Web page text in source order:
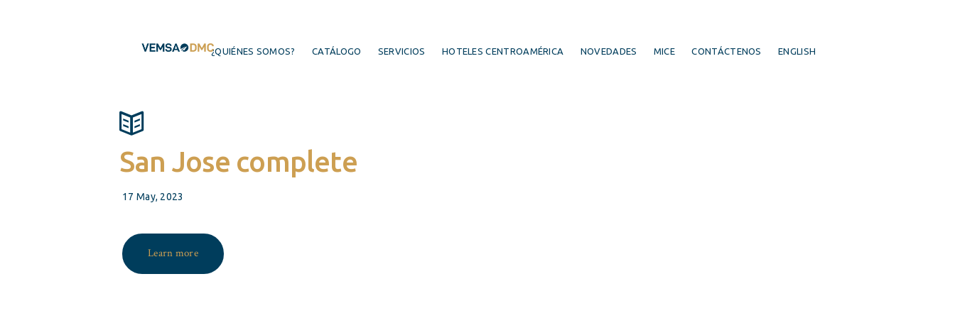
¿QUIÉNES SOMOS? CATÁLOGO SERVICIOS HOTELES CENTROAMÉRICA NOVEDADES MICE CONTÁCTENOS ENGLISH
San Jose complete
17 May, 2023
Learn more